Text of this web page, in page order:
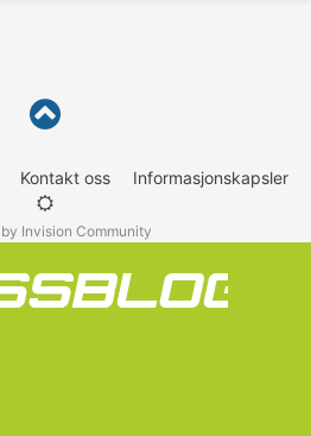
Kontakt oss Informasjonskapsler
Invision Community